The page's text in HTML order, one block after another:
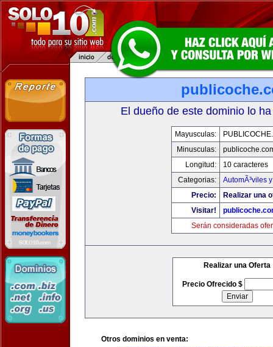
El dueño de este dominio lo
Mayusculas:
Minusculas:
Longitud:
10 caracteres
Categorias:
AutomÃ³viles
Precio:
Realizar una
Visitar!
Serán consideradas
Realizar una Oferta
Precio Ofrecido $
Otros dominios en venta: